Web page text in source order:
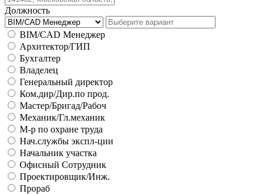
Должность
BIM/CAD Менеджер
Архитектор/ГИП
Бухгалтер
Владелец
Генеральный директор
Ком.дир/Дир.по прод.
Мастер/Бригад/Рабоч
Механик/Гл.механик
М-р по охране труда
Нач.службы экспл-ции
Начальник участка
Офисный Сотрудник
Проектировщик/Инж.
Прораб